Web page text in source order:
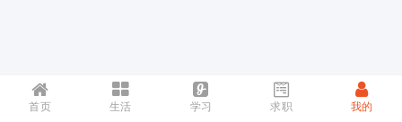
首页 生活 学习 求职 我的